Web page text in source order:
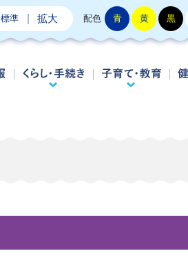
標準 拡大 配色 青 黄 黒
防災・防犯・災害情報くらし・手続き子